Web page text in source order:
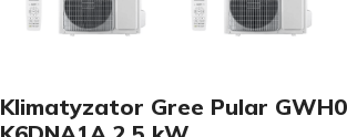
Klimatyzator Gree Pular